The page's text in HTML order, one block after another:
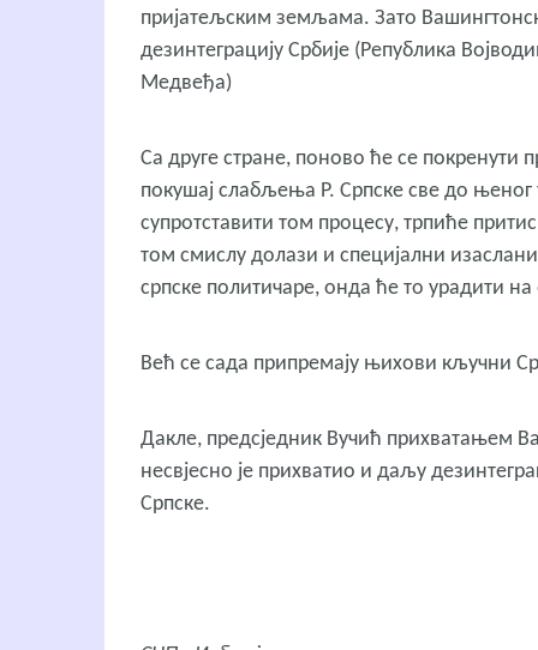
пријатељским земљама. Зато
дезинтеграцију Србије (Република
Медвеђа)
Са друге стране, поново ће се
покушај слабљења Р. Српске све до
супротставити том процесу, трпиће
том смислу долази и специјални
српске политичаре, онда ће то урадити
Већ се сада припремају њихови кључни
Дакле, предсједник Вучић прихватањем
несвјесно је прихватио и даљу
Српске.